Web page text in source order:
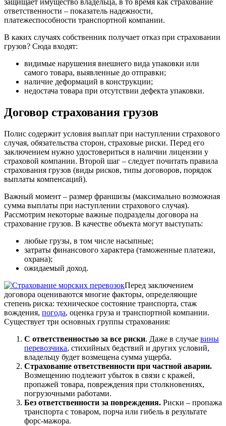
защищает имущество владельца, в то время как страхование
ответственности – показатель надежности,
платежеспособности транспортной компании.
В каких случаях собственник получает отказ при страховании
грузов? Сюда входят:
видимые нарушения внешнего вида упаковки или
самого товара, выявленные до отправки;
наличие деформаций в конструкции;
недостача товара при отсутствии дефекта упаковки.
Договор страхования грузов
Полис содержит условия выплат при наступлении страхового
случая, обязательства сторон, страховые риски. Перед его
заключением нужно удостовериться в наличии лицензии у
страховой компании. Второй шаг – следует почитать правила
страхования грузов (виды рисков, типы договоров, порядок
выплаты компенсаций).
Важный момент – размер франшизы (максимально возможная
сумма выплаты при наступлении страхового случая).
Рассмотрим некоторые важные подразделы договора на
страхование грузов. В качестве объекта могут выступать:
любые грузы, в том числе насыпные;
затраты финансового характера (таможенные платежи,
охрана);
ожидаемый доход.
Перед заключением
договора оцениваются многие факторы, определяющие
степень риска: техническое состояние транспорта, стаж
вождения, погода, оценка груза и транспортной компании.
Существует три основных группы страхования:
С ответственностью за все риски. Даже в случае вины
перевозчика, стихийных бедствий и других условий,
владельцу будет возмещена сумма ущерба.
Страхование ответственности при частной аварии.
Возмещению подлежит убыток в связи с кражей,
пропажей товара, повреждения при столкновениях,
погрузочными работами.
Без ответственности за повреждения. Риски – пропажа
транспорта с товаром, порча или гибель в результате
форс-мажора.